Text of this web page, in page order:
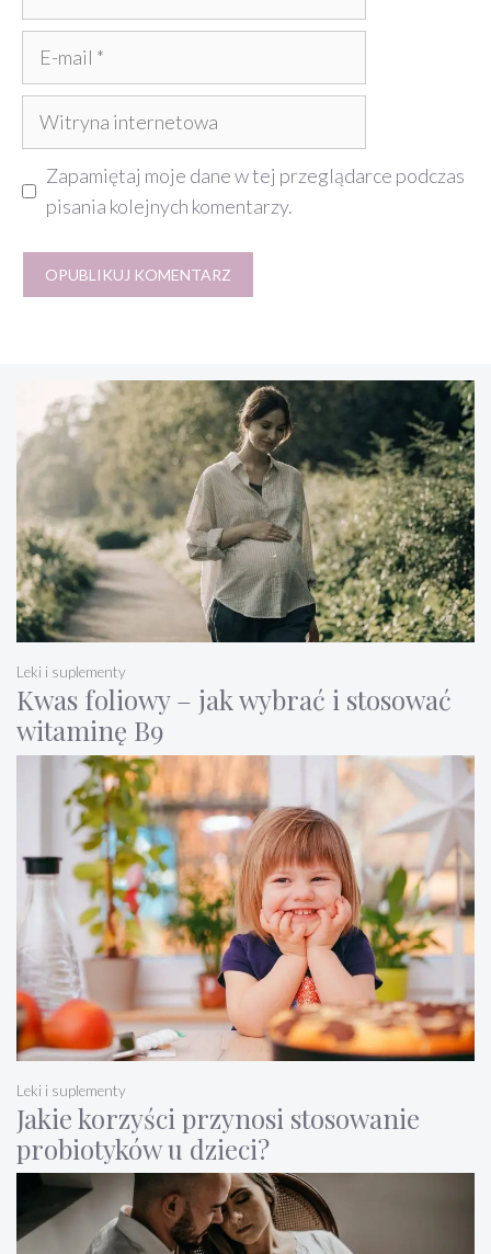
Witryna
internetowa
Zapamiętaj moje dane w tej przeglądarce podczas
pisania kolejnych komentarzy.
Kwas foliowy – jak wybrać i stosować
witaminę B9
Leki i suplementy
Jakie korzyści przynosi stosowanie
probiotyków u dzieci?
Leki i suplementy